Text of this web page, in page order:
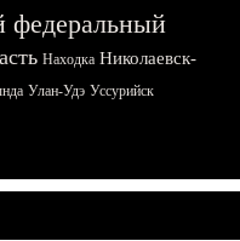
федеральный
Находка Николаевск-
Улан-Удэ Уссурийск